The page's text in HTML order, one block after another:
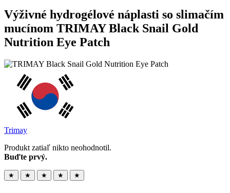
Výživné hydrogélové náplasti so slimačím
mucínom TRIMAY Black Snail Gold
Nutrition Eye Patch
Trimay
Produkt zatiaľ nikto neohodnotil.
Buďte prvý.
★ ★ ★ ★ ★